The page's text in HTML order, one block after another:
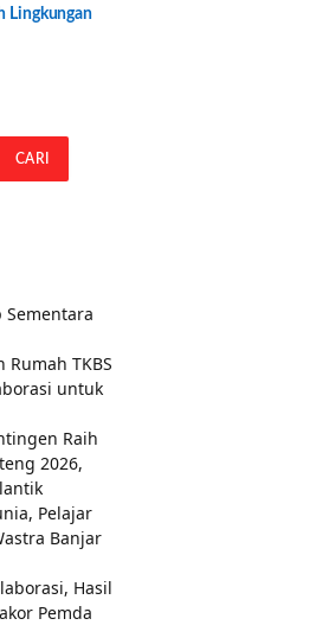
Lingkungan
CARI
Rumah TKBS
untuk
Raih
2026,
Pelajar
Banjar
Hasil
Pemda